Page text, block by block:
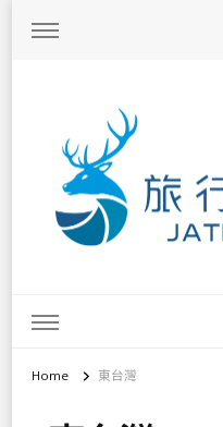
Home 東台灣